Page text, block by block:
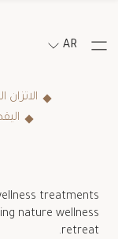
AR
treatments
nature wellness
retreat.